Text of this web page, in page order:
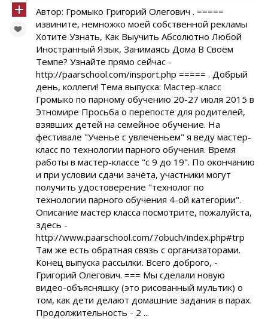
Автор: Громыко Григорий Олегович . =====
извините, немножко моей собственной рекламы
Хотите Узнать, Как Выучить Абсолютно Любой
Иностранный Язык, Занимаясь Дома В Своём
Темпе? Узнайте прямо сейчас -
http://paarschool.com/insport.php ===== . Добрый
день, коллеги! Тема выпуска: Мастер-класс
Громыко по парному обучению 20-27 июля 2015 в
Этномире Просьба о перепосте для родителей,
взявших детей на семейное обучение. На
фестивале "Ученье с увлеченьем" я веду мастер-
класс по технологии парного обучения. Время
работы в мастер-классе "с 9 до 19". По окончанию
и при условии сдачи зачёта, участники могут
получить удостоверение "технолог по
технологии парного обучения 4-ой категории".
Описание мастер класса посмотрите, пожалуйста,
здесь -
http://www.paarschool.com/7obuch/index.php#trp
Там же есть обратная связь с организаторами.
Конец выпуска рассылки. Всего доброго, -
Григорий Олегович. === Мы сделали новую
видео-объясняшку (это рисованный мультик) о
том, как дети делают домашние задания в парах.
Продолжительность - 2 ...